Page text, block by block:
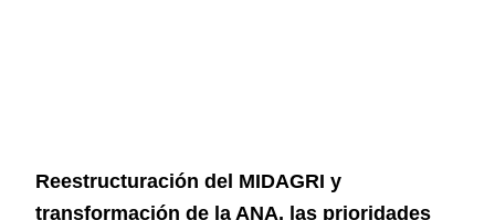
Reestructuración del MIDAGRI y
transformación de la ANA, las prioridades